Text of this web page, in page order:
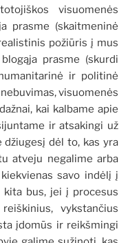
visuomenės
prasme (skaitmeninė
požiūris į mus
prasme (skurdi
ir politinė
visuomenės
kai kalbame apie
ir atsakingi už
džiugesį dėl to, kas yra
atveju negalime arba
savo indėlį į
bus, jei į procesus
vykstančius
įdomūs ir reikšmingi